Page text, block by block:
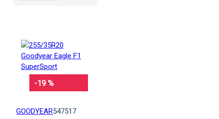
-19 %
GOODYEAR547517